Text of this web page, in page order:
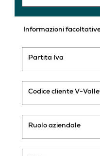
Informazioni
Partita Iva
Codice cliente V-
Ruolo aziendale